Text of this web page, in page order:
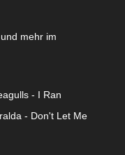
mehr im
- I Ran
- Don't Let Me